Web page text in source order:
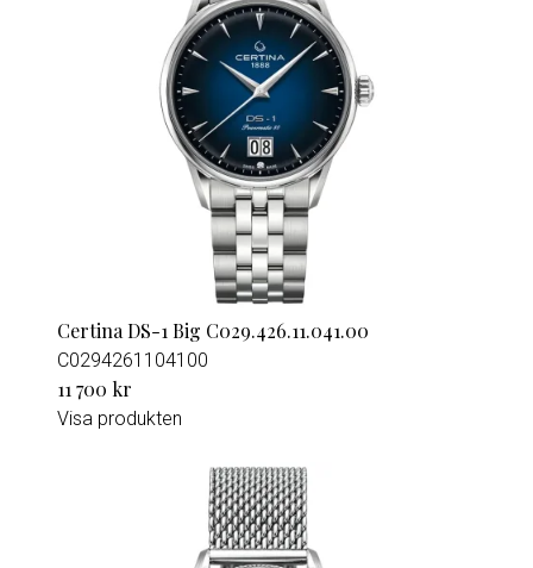
Certina DS-1 Big C029.426.11.041.00
C0294261104100
11 700 kr
Visa produkten